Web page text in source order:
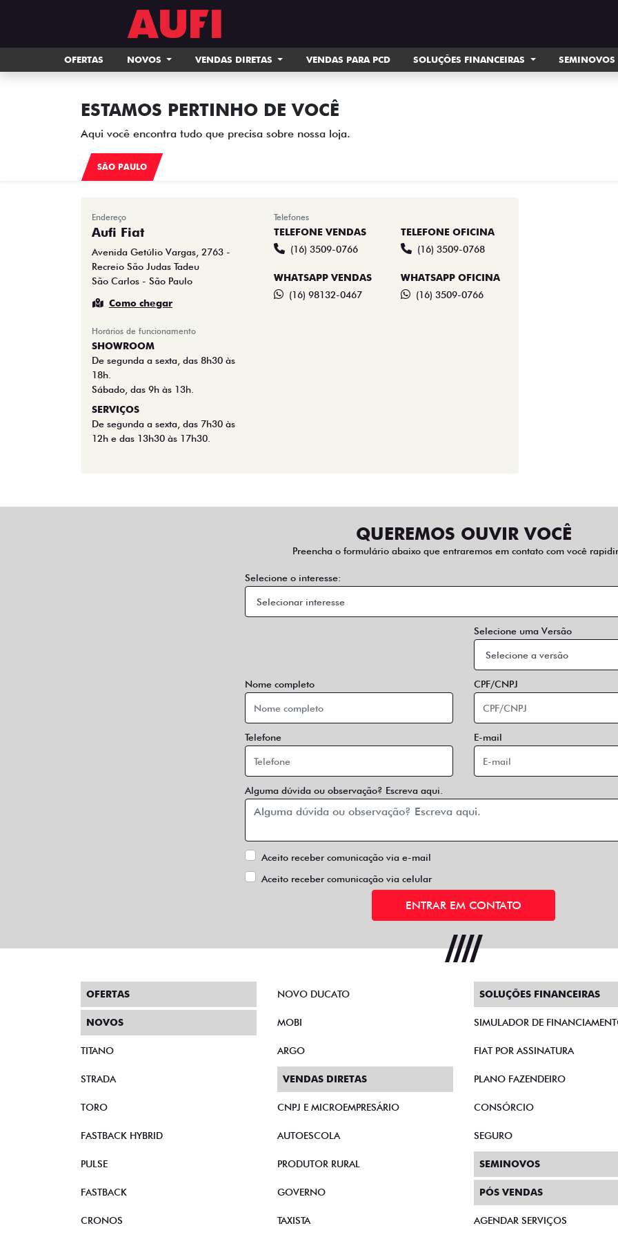
OFERTAS NOVOS VENDAS DIRETAS VENDAS PARA PCD SOLUÇÕES FINANCEIRAS SEMINOVOS
ESTAMOS PERTINHO DE VOCÊ
Aqui você encontra tudo que precisa sobre nossa loja.
SÃO PAULO
Endereço
Aufi Fiat
Avenida Getúlio Vargas, 2763 -
Recreio São Judas Tadeu
São Carlos - São Paulo
Como chegar
Horários de funcionamento
SHOWROOM
De segunda a sexta, das 8h30 às
18h.
Sábado, das 9h às 13h.
SERVIÇOS
De segunda a sexta, das 7h30 às
12h e das 13h30 às 17h30.
Telefones
TELEFONE VENDAS
(16) 3509-0766
TELEFONE OFICINA
(16) 3509-0768
WHATSAPP VENDAS
(16) 98132-0467
WHATSAPP OFICINA
(16) 3509-0766
QUEREMOS OUVIR VOCÊ
Preencha o formulário abaixo que entraremos em contato com você
Selecione o interesse:
Selecione uma Versão
Nome completo CPF/CNPJ
Telefone E-mail
Alguma dúvida ou observação? Escreva aqui.
Aceito receber comunicação via e-mail
Aceito receber comunicação via celular
ENTRAR EM CONTATO
OFERTAS
NOVOS
TITANO
STRADA
TORO
FASTBACK HYBRID
PULSE
FASTBACK
CRONOS
NOVO DUCATO
MOBI
ARGO
VENDAS DIRETAS
CNPJ E MICROEMPRESÁRIO
AUTOESCOLA
PRODUTOR RURAL
GOVERNO
TAXISTA
SOLUÇÕES FINANCEIRAS
SIMULADOR DE
FIAT POR ASSINATURA
PLANO FAZENDEIRO
CONSÓRCIO
SEGURO
SEMINOVOS
PÓS VENDAS
AGENDAR SERVIÇOS